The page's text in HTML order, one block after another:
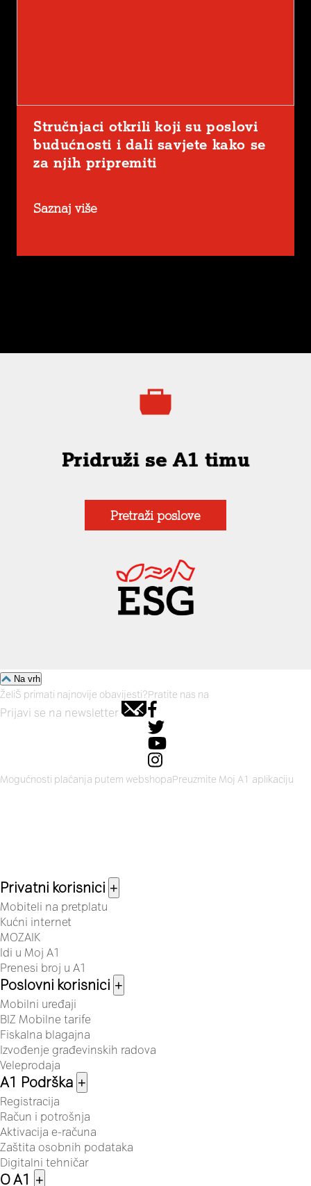
Stručnjaci otkrili koji su poslovi
budućnosti i dali savjete kako se
za njih pripremiti
Saznaj više
Pridruži se A1 timu
Pretraži poslove
Na vrh
ŽeliŠ primati najnovije obavijesti?
Prijavi se na newsletter
Pratite nas na
Mogućnosti plaćanja putem webshopaPreuzmite Moj A1 aplikaciju
Privatni korisnici +
Mobiteli na pretplatu
Kućni internet
MOZAIK
Idi u Moj A1
Prenesi broj u A1
Poslovni korisnici +
Mobilni uređaji
BIZ Mobilne tarife
Fiskalna blagajna
Izvođenje građevinskih radova
Veleprodaja
A1 Podrška +
Registracija
Račun i potrošnja
Aktivacija e-računa
Zaštita osobnih podataka
Digitalni tehničar
O A1 +